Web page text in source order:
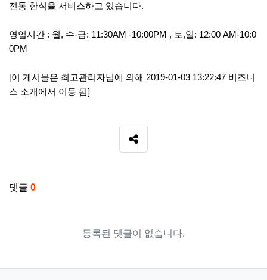
전통 한식을 서비스하고 있습니다.
영업시간 : 월, 수-금: 11:30AM -10:00PM , 토,일: 12:00 AM-10:0
0PM
[이 게시물은 최고관리자님에 의해 2019-01-03 13:22:47 비즈니
스 소개에서 이동 됨]
SNS 공유
댓글 0
등록된 댓글이 없습니다.